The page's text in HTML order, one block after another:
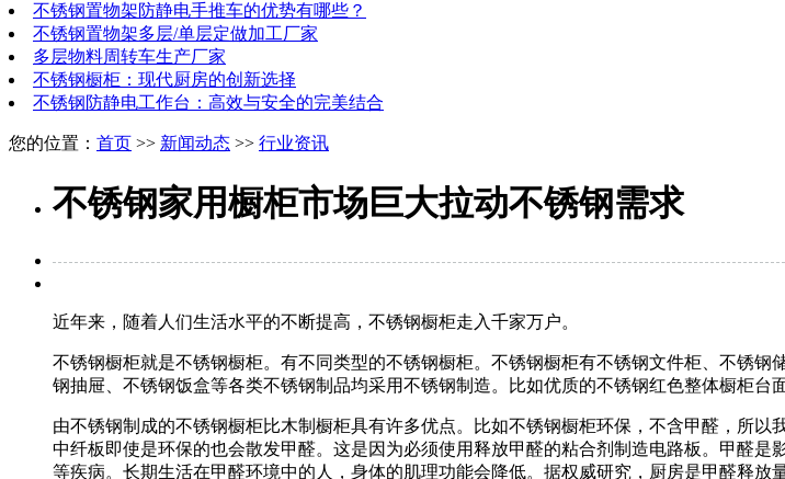
不锈钢置物架防静电手推车的优势有哪些？
不锈钢置物架多层/单层定做加工厂家
多层物料周转车生产厂家
不锈钢橱柜：现代厨房的创新选择
不锈钢防静电工作台：高效与安全的完美结合
您的位置： 首页 >> 新闻动态 >> 行业资讯
不锈钢家用橱柜市场巨大拉动不锈钢需求
近年来，随着人们生活水平的不断提高，不锈钢橱柜走入千家万户。
不锈钢橱柜就是不锈钢橱柜。有不同类型的不锈钢橱柜。不锈钢橱柜有不锈钢文件柜、不锈
钢抽屉、不锈钢饭盒等各类不锈钢制品均采用不锈钢制造。比如优质的不锈钢红色整体橱柜台
由不锈钢制成的不锈钢橱柜比木制橱柜具有许多优点。比如不锈钢橱柜环保，不含甲醛，所
中纤板即使是环保的也会散发甲醛。这是因为必须使用释放甲醛的粘合剂制造电路板。甲醛
等疾病。长期生活在甲醛环境中的人，身体的肌理功能会降低。据权威研究，厨房是甲醛释